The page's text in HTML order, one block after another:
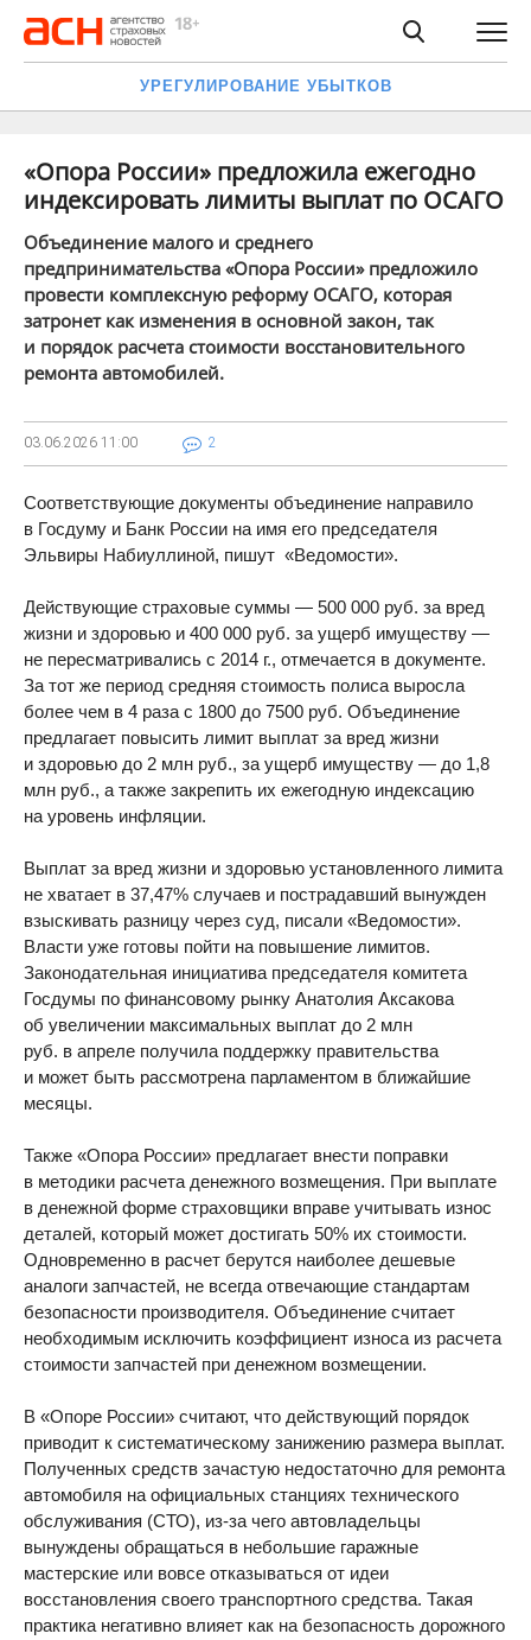
УРЕГУЛИРОВАНИЕ УБЫТКОВ
«Опора России» предложила ежегодно
индексировать лимиты выплат по ОСАГО
Объединение малого и среднего
предпринимательства «Опора России» предложило
провести комплексную реформу ОСАГО, которая
затронет как изменения в основной закон, так
и порядок расчета стоимости восстановительного
ремонта автомобилей.
03.06.2026 11:00 2
Соответствующие документы объединение направило
в Госдуму и Банк России на имя его председателя
Эльвиры Набиуллиной, пишут «Ведомости».
Действующие страховые суммы — 500 000 руб. за вред
жизни и здоровью и 400 000 руб. за ущерб имуществу —
не пересматривались с 2014 г., отмечается в документе.
За тот же период средняя стоимость полиса выросла
более чем в 4 раза с 1800 до 7500 руб. Объединение
предлагает повысить лимит выплат за вред жизни
и здоровью до 2 млн руб., за ущерб имуществу — до 1,8
млн руб., а также закрепить их ежегодную индексацию
на уровень инфляции.
Выплат за вред жизни и здоровью установленного лимита
не хватает в 37,47% случаев и пострадавший вынужден
взыскивать разницу через суд, писали «Ведомости».
Власти уже готовы пойти на повышение лимитов.
Законодательная инициатива председателя комитета
Госдумы по финансовому рынку Анатолия Аксакова
об увеличении максимальных выплат до 2 млн
руб. в апреле получила поддержку правительства
и может быть рассмотрена парламентом в ближайшие
месяцы.
Также «Опора России» предлагает внести поправки
в методики расчета денежного возмещения. При выплате
в денежной форме страховщики вправе учитывать износ
деталей, который может достигать 50% их стоимости.
Одновременно в расчет берутся наиболее дешевые
аналоги запчастей, не всегда отвечающие стандартам
безопасности производителя. Объединение считает
необходимым исключить коэффициент износа из расчета
стоимости запчастей при денежном возмещении.
В «Опоре России» считают, что действующий порядок
приводит к систематическому занижению размера выплат.
Полученных средств зачастую недостаточно для ремонта
автомобиля на официальных станциях технического
обслуживания (СТО), из-за чего автовладельцы
вынуждены обращаться в небольшие гаражные
мастерские или вовсе отказываться от идеи
восстановления своего транспортного средства. Такая
практика негативно влияет как на безопасность дорожного